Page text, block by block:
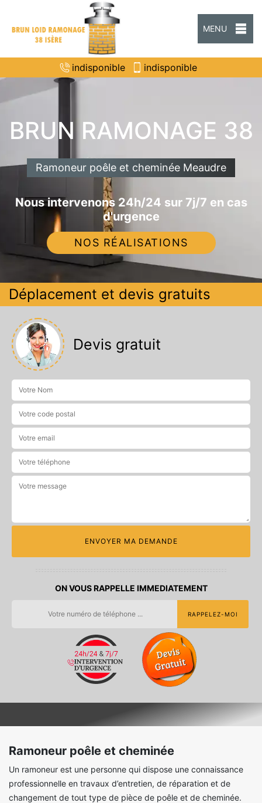
MENU
indisponible indisponible
BRUN RAMONAGE 38
Ramoneur poêle et cheminée Meaudre
Nous intervenons 24h/24 sur 7j/7 en cas
d'urgence
NOS RÉALISATIONS
Déplacement et devis gratuits
Devis gratuit
ON VOUS RAPPELLE IMMEDIATEMENT
Ramoneur poêle et cheminée
Un ramoneur est une personne qui dispose une connaissance
professionnelle en travaux d’entretien, de réparation et de
changement de tout type de pièce de poêle et de cheminée.